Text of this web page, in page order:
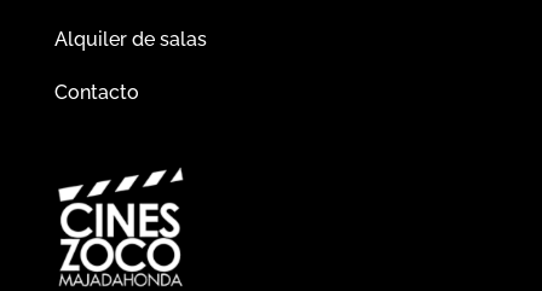
Alquiler de salas
Contacto